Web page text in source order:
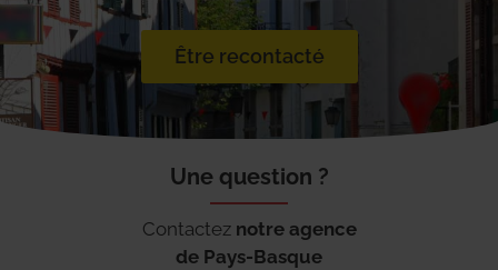
Être recontacté
Une question ?
Contactez notre agence
de Pays-Basque